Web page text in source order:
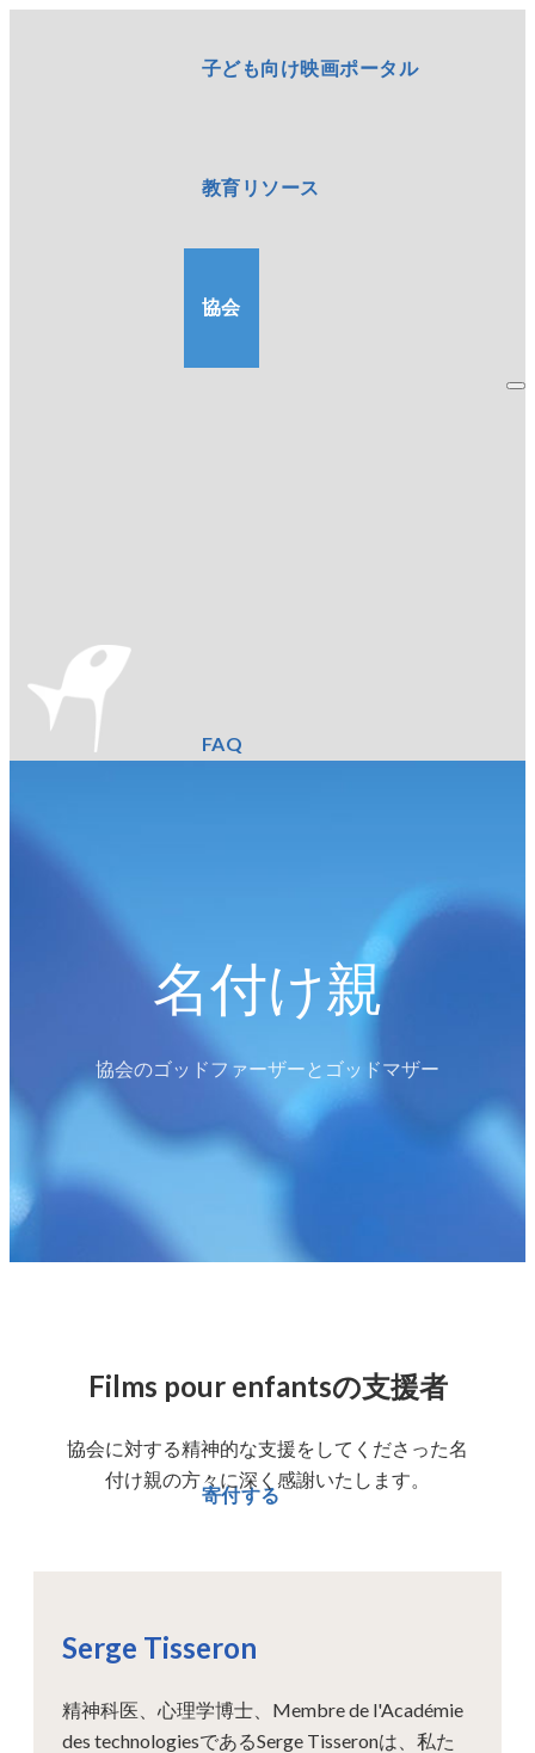
子ども向け映画ポータル
教育リソース
協会
FAQ
寄付する
名付け親
協会のゴッドファーザーとゴッドマザー
Films pour enfantsの支援者
協会に対する精神的な支援をしてくださった名
付け親の方々に深く感謝いたします。
Serge Tisseron
精神科医、心理学博士、Membre de l'Académie
des technologiesであるSerge Tisseronは、私た